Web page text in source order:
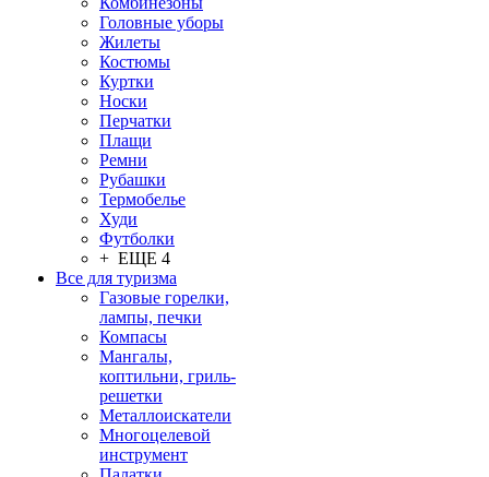
Головные уборы
Жилеты
Костюмы
Куртки
Носки
Перчатки
Плащи
Ремни
Рубашки
Термобелье
Худи
Футболки
+ ЕЩЕ 4
Все для туризма
Газовые горелки,
лампы, печки
Компасы
Мангалы,
коптильни, гриль-
решетки
Металлоискатели
Многоцелевой
инструмент